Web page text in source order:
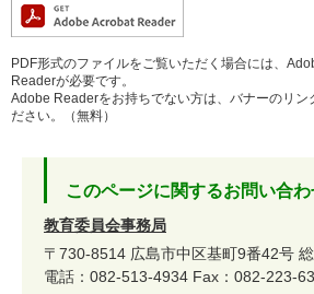
PDF形式のファイルをご覧いただく場合には、
Readerが必要です。
Adobe Readerをお持ちでない方は、バナーのリン
ださい。（無料）
このページに関するお問い合
教育委員会事務局
〒730-8514 広島市中区基町9番42号
電話：082-513-4934 Fax：082-223-